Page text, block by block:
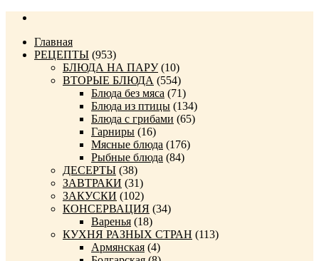
Главная
РЕЦЕПТЫ (953)
БЛЮДА НА ПАРУ(10)
ВТОРЫЕ БЛЮДА (554)
Блюда без мяса (71)
Блюда из птицы (134)
Блюда с грибами (65)
Гарниры (16)
Мясные блюда (176)
Рыбные блюда (84)
ДЕСЕРТЫ (38)
ЗАВТРАКИ (31)
ЗАКУСКИ (102)
КОНСЕРВАЦИЯ (34)
Варенья (18)
КУХНЯ РАЗНЫХ СТРАН (113)
Армянская (4)